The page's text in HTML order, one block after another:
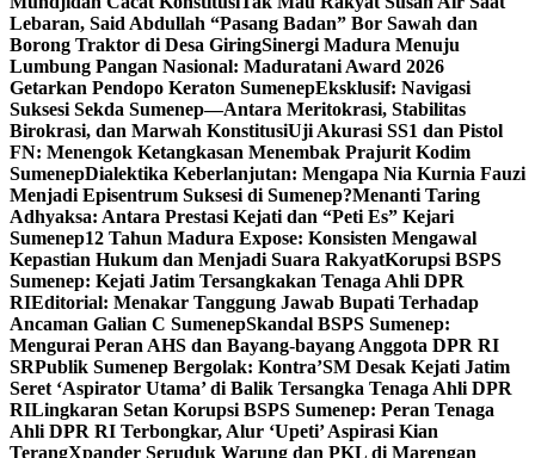
Lebaran, Said Abdullah “Pasang Badan” Bor Sawah dan
Borong Traktor di Desa GiringSinergi Madura Menuju
Lumbung Pangan Nasional: Maduratani Award 2026
Getarkan Pendopo Keraton SumenepEksklusif: Navigasi
Suksesi Sekda Sumenep—Antara Meritokrasi, Stabilitas
Birokrasi, dan Marwah KonstitusiUji Akurasi SS1 dan Pistol
FN: Menengok Ketangkasan Menembak Prajurit Kodim
SumenepDialektika Keberlanjutan: Mengapa Nia Kurnia Fauzi
Menjadi Episentrum Suksesi di Sumenep?Menanti Taring
Adhyaksa: Antara Prestasi Kejati dan “Peti Es” Kejari
Sumenep12 Tahun Madura Expose: Konsisten Mengawal
Kepastian Hukum dan Menjadi Suara RakyatKorupsi BSPS
Sumenep: Kejati Jatim Tersangkakan Tenaga Ahli DPR
RIEditorial: Menakar Tanggung Jawab Bupati Terhadap
Ancaman Galian C SumenepSkandal BSPS Sumenep:
Mengurai Peran AHS dan Bayang-bayang Anggota DPR RI
SRPublik Sumenep Bergolak: Kontra’SM Desak Kejati Jatim
Seret ‘Aspirator Utama’ di Balik Tersangka Tenaga Ahli DPR
RILingkaran Setan Korupsi BSPS Sumenep: Peran Tenaga
Ahli DPR RI Terbongkar, Alur ‘Upeti’ Aspirasi Kian
TerangXpander Seruduk Warung dan PKL di Marengan